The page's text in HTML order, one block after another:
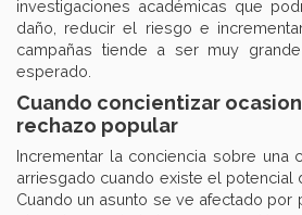
investigaciones académicas que
daño, reducir el riesgo e
campañas tiende a ser muy
esperado.
Cuando concientizar
rechazo popular
Incrementar la conciencia sobre una
arriesgado cuando existe el potencial
Cuando un asunto se ve afectado por